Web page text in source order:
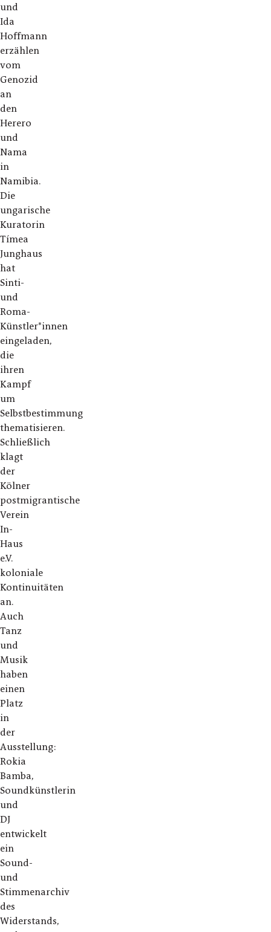
und
Ida
Hoffmann
erzählen
vom
Genozid
an
den
Herero
und
Nama
in
Namibia.
Die
ungarische
Kuratorin
Tímea
Junghaus
hat
Sinti-
und
Roma-
Künstler*innen
eingeladen,
die
ihren
Kampf
um
Selbstbestimmung
thematisieren.
Schließlich
klagt
der
Kölner
postmigrantische
Verein
In-
Haus
e.V.
koloniale
Kontinuitäten
an.
Auch
Tanz
und
Musik
haben
einen
Platz
in
der
Ausstellung:
Rokia
Bamba,
Soundkünstlerin
und
DJ
entwickelt
ein
Sound-
und
Stimmenarchiv
des
Widerstands,